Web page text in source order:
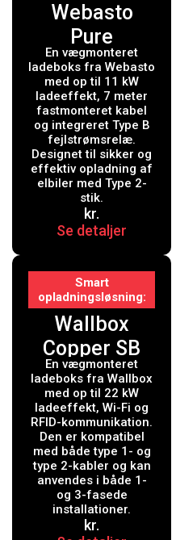
Webasto
Pure
Ladeboks 11
kW Type 2
Black Edition
med 7 mtr.
kabel -
Integreret
Type B
fejlstrømsrel
En vægmonteret
ladeboks fra Webasto
med op til 11 kW
ladeeffekt, 7 meter
fastmonteret kabel
og integreret Type B
fejlstrømsrelæ.
Designet til sikker og
effektiv opladning af
elbiler med Type 2-
stik.
kr.
Se detaljer
Smart
opladningsløsning
Wallbox
Copper SB
ladeboks
med Wi-Fi 22
kW Type 1 og
2, sort
En vægmonteret
ladeboks fra Wallbox
med op til 22 kW
ladeeffekt, Wi-Fi og
RFID-kommunikation.
Den er kompatibel
med både type 1- og
type 2-kabler og kan
anvendes i både 1-
og 3-fasede
installationer.
kr.